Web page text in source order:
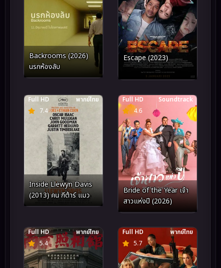
Backrooms (2026)
นรกห้องลับ
Escape (2023)
7.4
Full HD พากย์ไทย
Inside Llewyn Davis
(2013) คน กีต้าร์ แมว
4.6
Full HD Soundtrack
Bride of the Year เจ้า
สาวแห่งปี (2026)
5.4
Full HD พากย์ไทย
5.7
Full HD พากย์ไทย